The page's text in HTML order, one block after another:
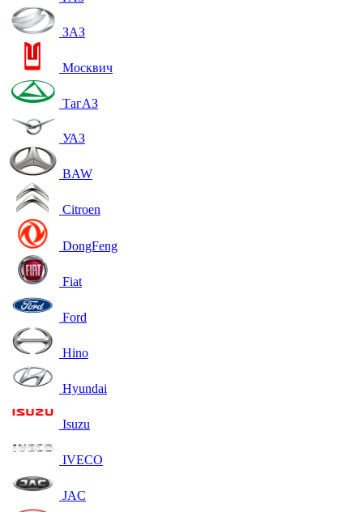
ЗАЗ
Москвич
ТагАЗ
УАЗ
BAW
Citroen
DongFeng
Fiat
Ford
Hino
Hyundai
Isuzu
IVECO
JAC